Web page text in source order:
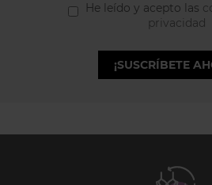
He leído y acepto las
privacidad
¡SUSCRÍBETE